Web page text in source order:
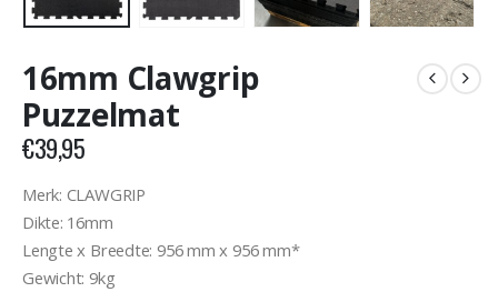
16mm Clawgrip
Puzzelmat
€39,95
Merk: CLAWGRIP
Dikte: 16mm
Lengte x Breedte: 956 mm x 956 mm*
Gewicht: 9kg